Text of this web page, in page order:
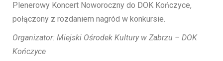
Plenerowy Koncert Noworoczny do DOK Kończyce,
połączony z rozdaniem nagród w konkursie.
Organizator: Miejski Ośrodek Kultury w Zabrzu – DOK
Kończyce